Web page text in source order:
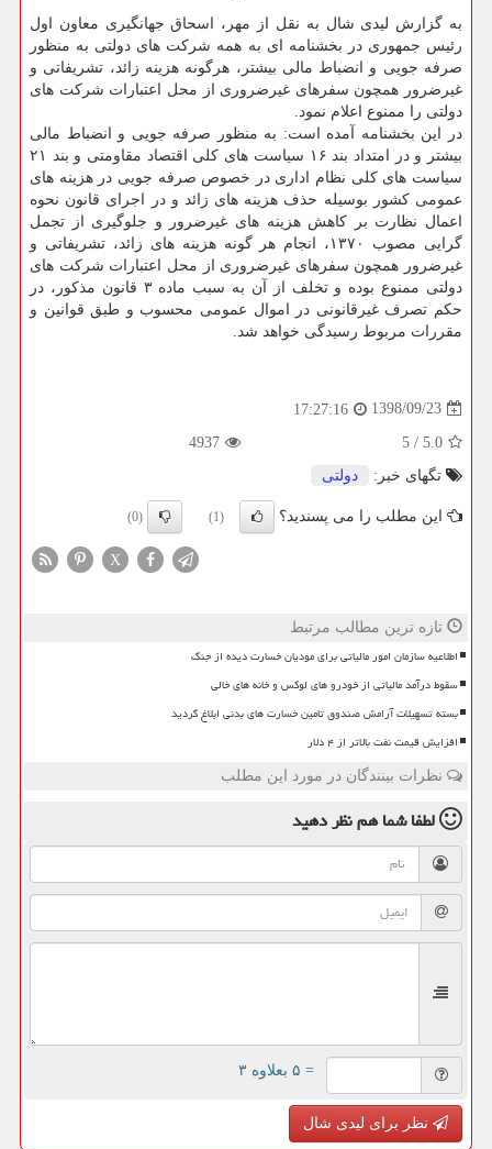
به گزارش لیدی شال به نقل از مهر، اسحاق جهانگیری معاون اول
رئیس جمهوری در بخشنامه ای به همه شركت های دولتی به منظور
صرفه جویی و انضباط مالی بیشتر، هرگونه هزینه زائد، تشریفاتی و
غیرضرور همچون سفرهای غیرضروری از محل اعتبارات شركت های
دولتی را ممنوع اعلام نمود.
در این بخشنامه آمده است: به منظور صرفه جویی و انضباط مالی
بیشتر و در امتداد بند ۱۶ سیاست های كلی اقتصاد مقاومتی و بند ۲۱
سیاست های كلی نظام اداری در خصوص صرفه جویی در هزینه های
عمومی كشور بوسیله حذف هزینه های زائد و در اجرای قانون نحوه
اعمال نظارت بر كاهش هزینه های غیرضرور و جلوگیری از تجمل
گرایی مصوب ۱۳۷۰، انجام هر گونه هزینه های زائد، تشریفاتی و
غیرضرور همچون سفرهای غیرضروری از محل اعتبارات شركت های
دولتی ممنوع بوده و تخلف از آن به سبب ماده ۳ قانون مذكور، در
حكم تصرف غیرقانونی در اموال عمومی محسوب و طبق قوانین و
مقررات مربوط رسیدگی خواهد شد.
1398/09/23
17:27:16
5.0
/
5
4937
تگهای خبر:
دولتی
این مطلب را می پسندید؟ (1)
(0)
X
تازه ترین مطالب مرتبط
اطلاعیه سازمان امور مالیاتی برای مودیان خسارت دیده از جنگ
سقوط درآمد مالیاتی از خودرو های لوکس و خانه های خالی
بسته تسهیلات آرامش صندوق تامین خسارت های بدنی ابلاغ گردید
افزایش قیمت نفت بالاتر از ۴ دلار
نظرات بینندگان در مورد این مطلب
لطفا شما همنظر دهید
= ۵ بعلاوه ۳
نظر برای لیدی شال